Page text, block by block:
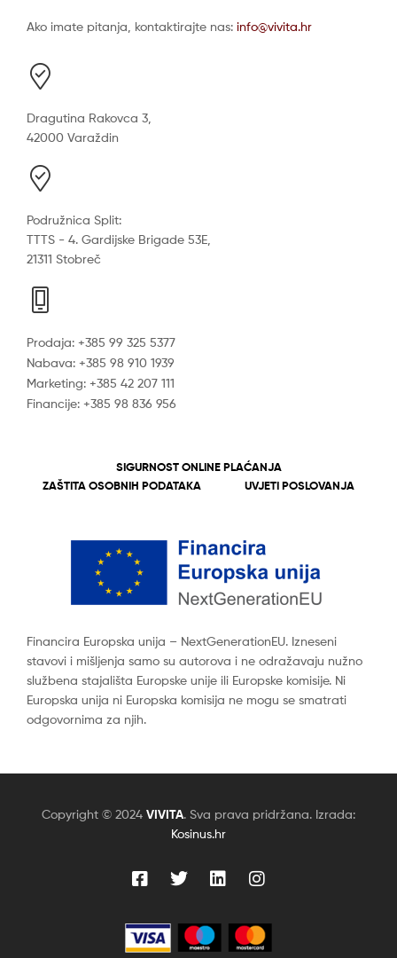
Ako imate pitanja, kontaktirajte nas: info@vivita.hr
Dragutina Rakovca 3,
42000 Varaždin
Podružnica Split:
TTTS - 4. Gardijske Brigade 53E,
21311 Stobreč
Prodaja: +385 99 325 5377
Nabava: +385 98 910 1939
Marketing: +385 42 207 111
Financije: +385 98 836 956
SIGURNOST ONLINE PLAĆANJA
ZAŠTITA OSOBNIH PODATAKA
UVJETI POSLOVANJA
Financira Europska unija – NextGenerationEU. Izneseni
stavovi i mišljenja samo su autorova i ne odražavaju nužno
službena stajališta Europske unije ili Europske komisije. Ni
Europska unija ni Europska komisija ne mogu se smatrati
odgovornima za njih.
Copyright © 2024 VIVITA. Sva prava pridržana. Izrada:
Kosinus.hr